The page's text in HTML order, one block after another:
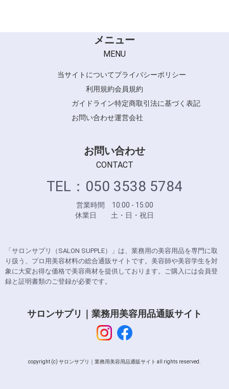
メニュー
MENU
当サイトについてプライバシーポリシー
利用規約会員規約
ガイドライン特定商取引法に基づく表記
お問い合わせ運営会社
お問い合わせ
CONTACT
TEL：050 3538 5784
営業時間 10:00 - 15:00
休業日 土・日・祝日
「サロンサプリ（SALON SUPPLE）」は、業務用の美容用品を専門に取
り扱う、プロ用美容材料の総合通販サイトです。美容師や美容学生を対
象に大変お得な価格で美容商材を提供しております。ご購入には会員登
録と証明書類のご登録が必要です。
サロンサプリ｜業務用美容用品通販サイト
copyright (c) サロンサプリ｜業務用美容用品通販サイト all rights reserved.